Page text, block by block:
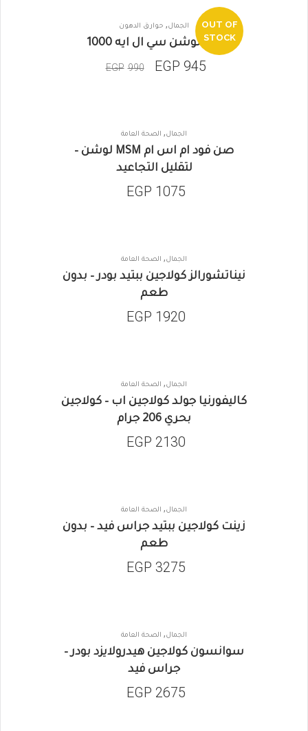
SALE
OUT OF
STOCK
الجمال, حوارق الدهون
ايفولوشن سي ال ايه 1000
EGP 990 EGP 945
الجمال, الصحة العامة
صن فود ام اس ام MSM لوشن –
لتقليل التجاعيد
EGP 1075
الجمال, الصحة العامة
نيناتشورالز كولاجين ببتيد بودر – بدون
طعم
EGP 1920
الجمال, الصحة العامة
كاليفورنيا جولد كولاجين اب – كولاجين
بحري 206 جرام
EGP 2130
الجمال, الصحة العامة
زينت كولاجين ببتيد جراس فيد – بدون
طعم
EGP 3275
الجمال, الصحة العامة
سوانسون كولاجين هيدرولايزد بودر –
جراس فيد
EGP 2675